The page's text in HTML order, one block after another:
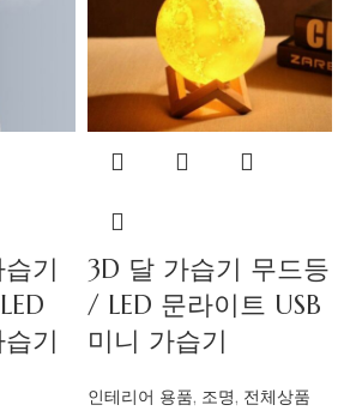
기
기
3D 달 가습기 무드등
/ LED 문라이트 USB
미니 가습기
인테리어 용품, 조명, 전체상품